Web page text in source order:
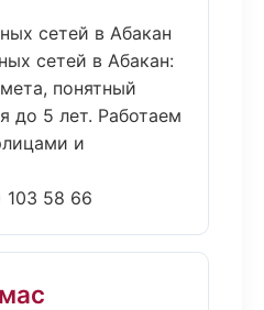
сетей в Абакан
сетей в Абакан:
понятный
до 5 лет. Работаем
и
103 58 66